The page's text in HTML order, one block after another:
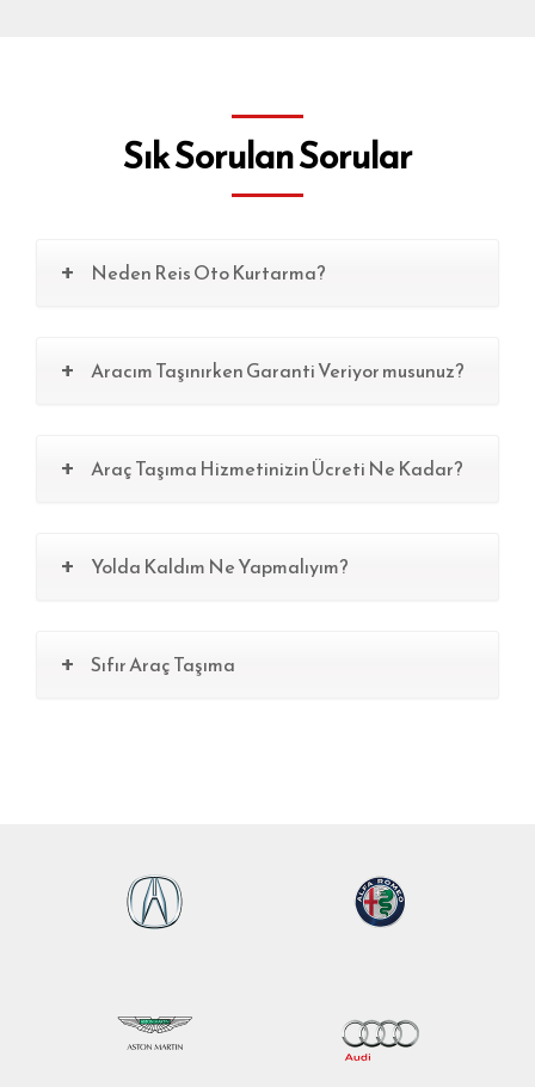
Sık Sorulan Sorular
Neden Reis Oto Kurtarma?
Aracım Taşınırken Garanti Veriyor musunuz?
Araç Taşıma Hizmetinizin Ücreti Ne Kadar?
Yolda Kaldım Ne Yapmalıyım?
Sıfır Araç Taşıma